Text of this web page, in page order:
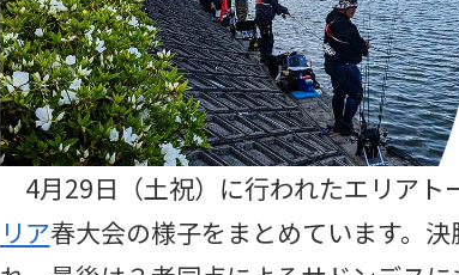
4月29日（土祝）に行われたエリアト
リア春大会の様子をまとめています。